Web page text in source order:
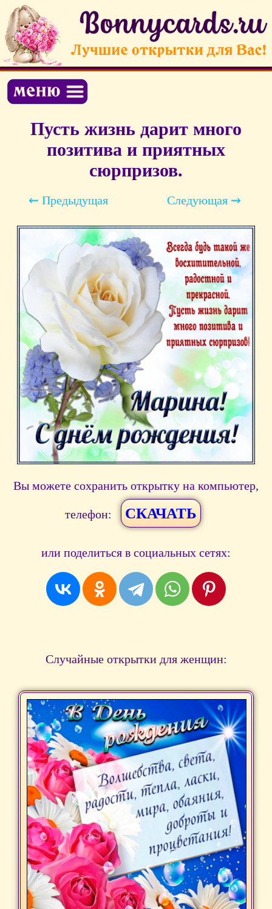
Пусть жизнь дарит много
позитива и приятных
сюрпризов.
⇜ Предыдущая Следующая ⇝
Вы можете сохранить открытку на компьютер,
телефон: СКАЧАТЬ
или поделиться в социальных сетях:
Случайные открытки для женщин: